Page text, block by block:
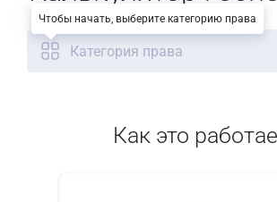
Категория права
Как это
Чтобы начать, выберите категорию права